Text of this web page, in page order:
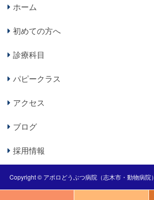
ホーム
初めての方へ
診療科目
パピークラス
アクセス
ブログ
採用情報
Copyright © アポロどうぶつ病院（志木市・動物病院）